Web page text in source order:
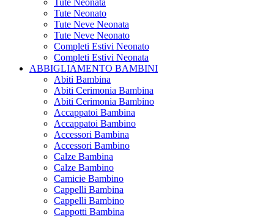
Tute Neonato
Tute Neve Neonata
Tute Neve Neonato
Completi Estivi Neonato
Completi Estivi Neonata
ABBIGLIAMENTO BAMBINI
Abiti Bambina
Abiti Cerimonia Bambina
Abiti Cerimonia Bambino
Accappatoi Bambina
Accappatoi Bambino
Accessori Bambina
Accessori Bambino
Calze Bambina
Calze Bambino
Camicie Bambino
Cappelli Bambina
Cappelli Bambino
Cappotti Bambina